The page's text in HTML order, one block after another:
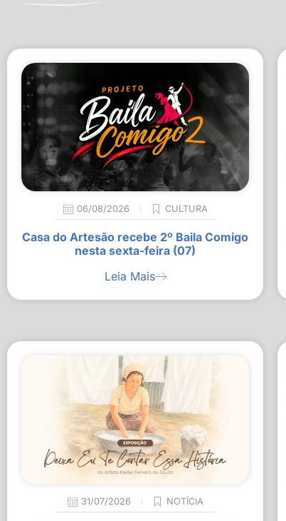
06/08/2026 CULTURA
Casa do Artesão recebe 2º Baila Comigo
nesta sexta-feira (07)
Leia Mais
31/07/2026 NOTÍCIA